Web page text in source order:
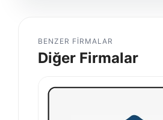
BENZER FIRMALAR
Diğer Firmalar